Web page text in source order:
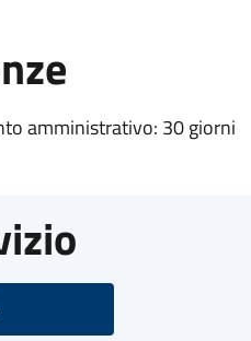
amministrativo: 30 giorni